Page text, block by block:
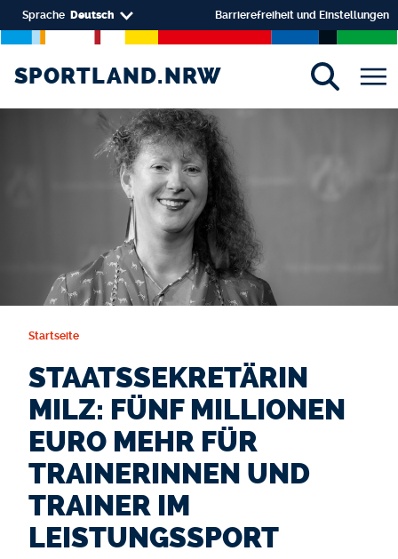
Direkt zum Inhalt
Select your language
Sprache Deutsch Barrierefreiheit und Einstellungen
SPORTLAND.NRW
SPORTLAND.NRW
Startseite
STAATSSEKRETÄRIN
MILZ: FÜNF MILLIONEN
EURO MEHR FÜR
TRAINERINNEN UND
TRAINER IM
LEISTUNGSSPORT